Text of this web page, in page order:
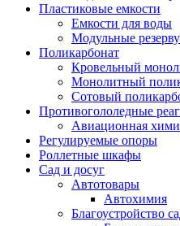
Пластиковые емкости
Емкости для воды
Модульные
Поликарбонат
Кровельный
Монолитный
Сотовый
Противогололедные
Авиационная
Регулируемые опоры
Роллетные шкафы
Сад и досуг
Автотовары
Автохимия
Благоустройство